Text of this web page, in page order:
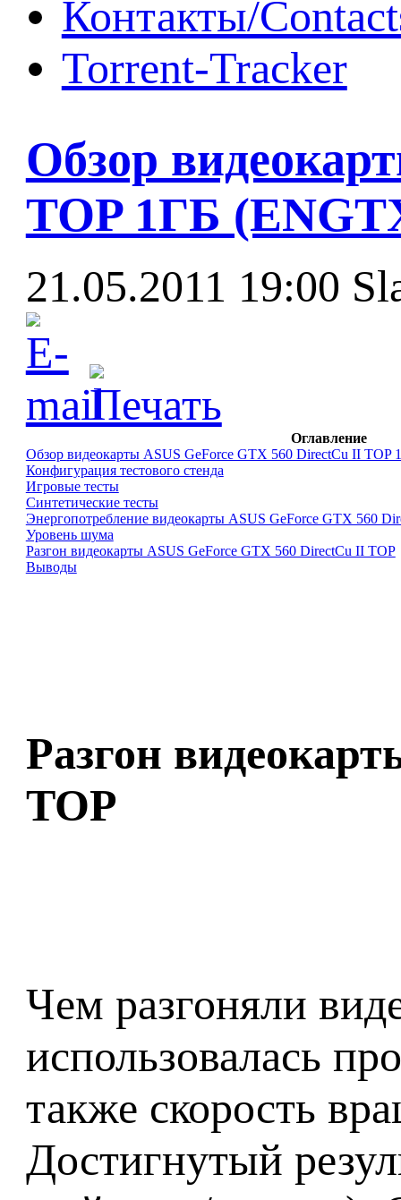
Контакты/
Torrent-Tracker
Обзор
TOP 1ГБ
21.05.2011 19:00
Оглавление
Обзор видеокарты ASUS GeForce GTX 560 DirectCu II
Конфигурация тестового стенда
Игровые тесты
Синтетические тесты
Энергопотребление видеокарты ASUS GeForce GTX 560
Уровень шума
Разгон видеокарты ASUS GeForce GTX 560 DirectCu II TOP
Выводы
Разгон
TOP
Чем разгоняли
использовалась
также скорость
Достигнутый